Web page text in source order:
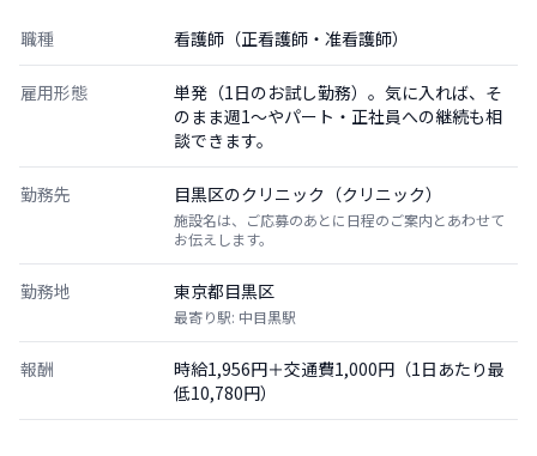
職種 看護師（正看護師・准看護師）
雇用形態
単発（1日のお試し勤務）。気に入れば、そ
のまま週1〜やパート・正社員への継続も相
談できます。
勤務先 目黒区のクリニック（クリニック）
施設名は、ご応募のあとに日程のご案内とあわせて
お伝えします。
勤務地 東京都目黒区
最寄り駅: 中目黒駅
報酬
時給1,956円＋交通費1,000円（1日あたり最
低10,780円）